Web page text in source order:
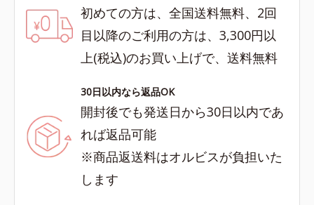
初めての方は、全国送料無料、2回
目以降のご利用の方は、3,300円以
上(税込)のお買い上げで、送料無料
30日以内なら返品OK
開封後でも発送日から30日以内であ
れば返品可能
※商品返送料はオルビスが負担いた
します